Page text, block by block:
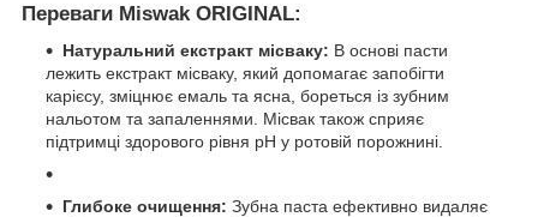
Переваги Miswak ORIGINAL:
Натуральний екстракт місваку: В основі пасти
лежить екстракт місваку, який допомагає запобігти
карієсу, зміцнює емаль та ясна, бореться із зубним
нальотом та запаленнями. Місвак також сприяє
підтримці здорового рівня pH у ротовій порожнині.
Глибоке очищення: Зубна паста ефективно видаляє